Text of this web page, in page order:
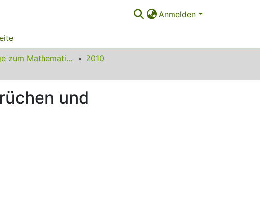
Anmelden
Beiträge zum Mathematikunterricht
2010
und